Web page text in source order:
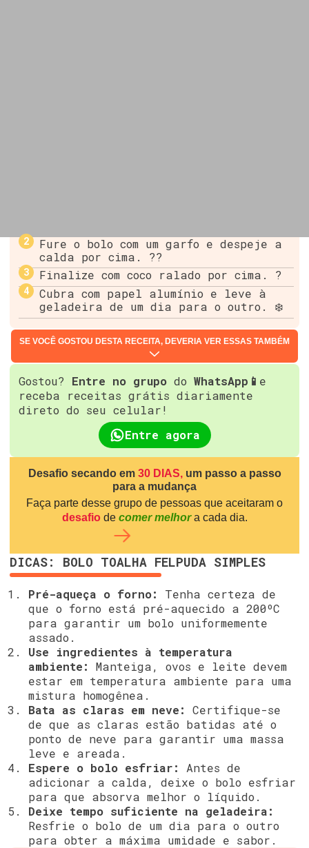
Fure o bolo com um garfo e despeje a
calda por cima. ??
Finalize com coco ralado por cima. ?
Cubra com papel alumínio e leve à
geladeira de um dia para o outro. ❄️
SE VOCÊ GOSTOU DESTA RECEITA, DEVERIA VER ESSAS TAMBÉM
Gostou? Entre no grupo do WhatsApp📱 e
receba receitas grátis diariamente
direto do seu celular!
Entre agora
Desafio secando em 30 DIAS, um passo a passo
para a mudança
Faça parte desse grupo de pessoas que aceitaram o
desafio de comer melhora cada dia.
DICAS: BOLO TOALHA FELPUDA SIMPLES
Pré-aqueça o forno:
Tenha certeza de
que o forno está pré-aquecido a 200ºC
para garantir um bolo uniformemente
assado.
Use ingredientes à temperatura
ambiente:
Manteiga, ovos e leite devem
estar em temperatura ambiente para uma
mistura homogênea.
Bata as claras em neve:
Certifique-se
de que as claras estão batidas até o
ponto de neve para garantir uma massa
leve e areada.
Espere o bolo esfriar:
Antes de
adicionar a calda, deixe o bolo esfriar
para que absorva melhor o líquido.
Deixe tempo suficiente na geladeira:
Resfrie o bolo de um dia para o outro
para obter a máxima umidade e sabor.